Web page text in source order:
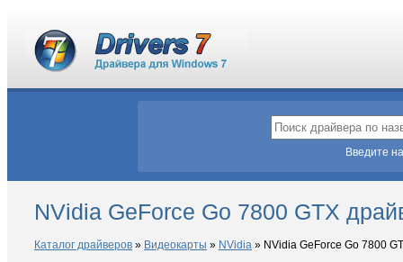
Введите
NVidia GeForce Go 7800 GTX
Каталог драйверов » Видеокарты » NVidia » NVidia GeForce Go 7800